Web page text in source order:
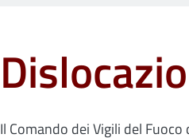
Il Comando dei Vigili del